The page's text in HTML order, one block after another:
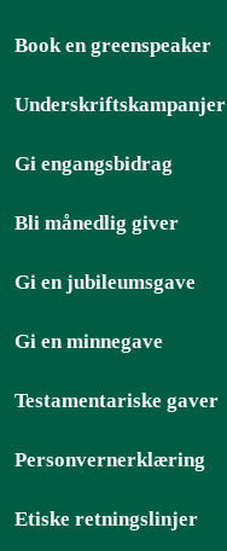
Book en greenspeaker
Underskriftskampanjer
Gi engangsbidrag
Bli månedlig giver
Gi en jubileumsgave
Gi en minnegave
Testamentariske gaver
Personvernerklæring
Etiske retningslinjer